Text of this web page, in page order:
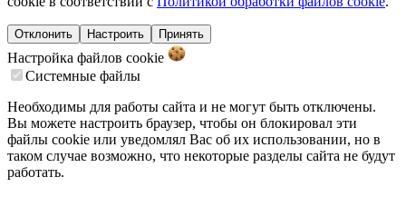
Отклонить Настроить Принять
Настройка файлов cookie
Системные файлы
Необходимы для работы сайта и не могут быть отключены.
Вы можете настроить браузер, чтобы он блокировал эти
файлы cookie или уведомлял Вас об их использовании, но в
таком случае возможно, что некоторые разделы сайта не будут
работать.